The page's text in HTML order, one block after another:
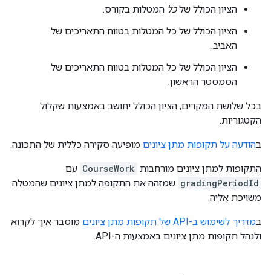
הציון הכולל שלכל המטלות בקורס.
הציון הכולל של כל המטלות בטווח התאריכים של
האביב.
הציון הכולל של כל המטלות בטווח התאריכים של
הסמסטר הראשון.
בכל שלושת המקרים, הציון הכולל יחושב באמצעות שקלול
הקטגוריות.
בהודעה על תקופות מתן ציונים מופיעה סקירה כללית של התכונה.
התקופות למתן ציונים מורחבות CourseWork עם
gradingPeriodId שמזהה את התקופה למתן ציונים שהמטלה
משויכת אליה.
במדריך לשימוש ב-API של תקופות מתן ציונים
מוסבר איך לקרוא
ולנהל תקופות מתן ציונים באמצעות ה-API.